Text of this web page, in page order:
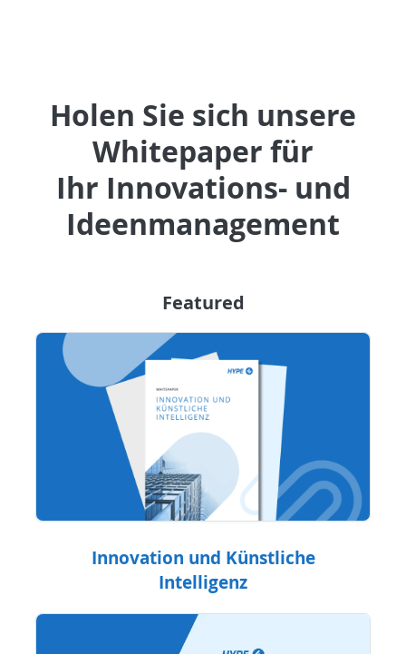
Holen Sie sich unsere
Whitepaper für
Ihr Innovations- und
Ideenmanagement
Featured
Innovation und Künstliche
Intelligenz